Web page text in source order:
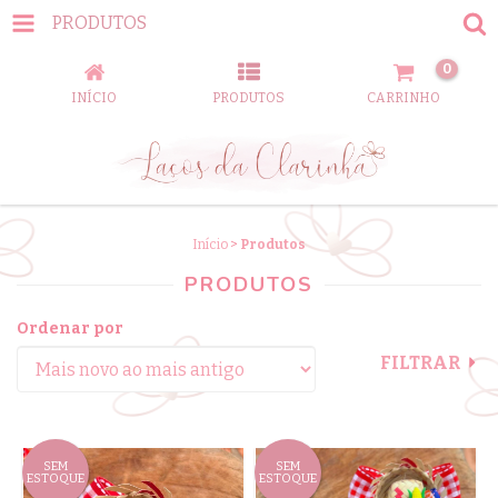
PRODUTOS
INÍCIO PRODUTOS CARRINHO
0
Início > Produtos
PRODUTOS
Ordenar por
FILTRAR
SEM
ESTOQUE
SEM
ESTOQUE